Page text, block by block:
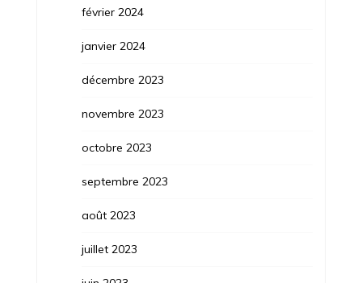
février 2024
janvier 2024
décembre 2023
novembre 2023
octobre 2023
septembre 2023
août 2023
juillet 2023